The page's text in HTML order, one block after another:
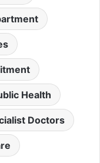
Health
Doctors